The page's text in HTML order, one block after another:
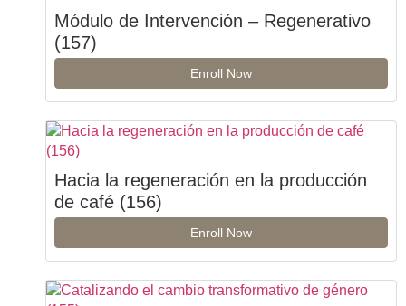
Módulo de Intervención – Regenerativo
(157)
Enroll Now
Hacia la regeneración en la producción
de café (156)
Enroll Now